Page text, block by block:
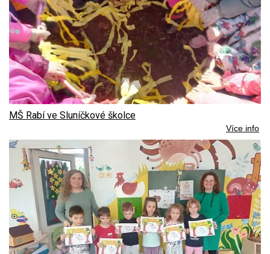
MŠ Rabí ve Sluníčkové školce
Více info